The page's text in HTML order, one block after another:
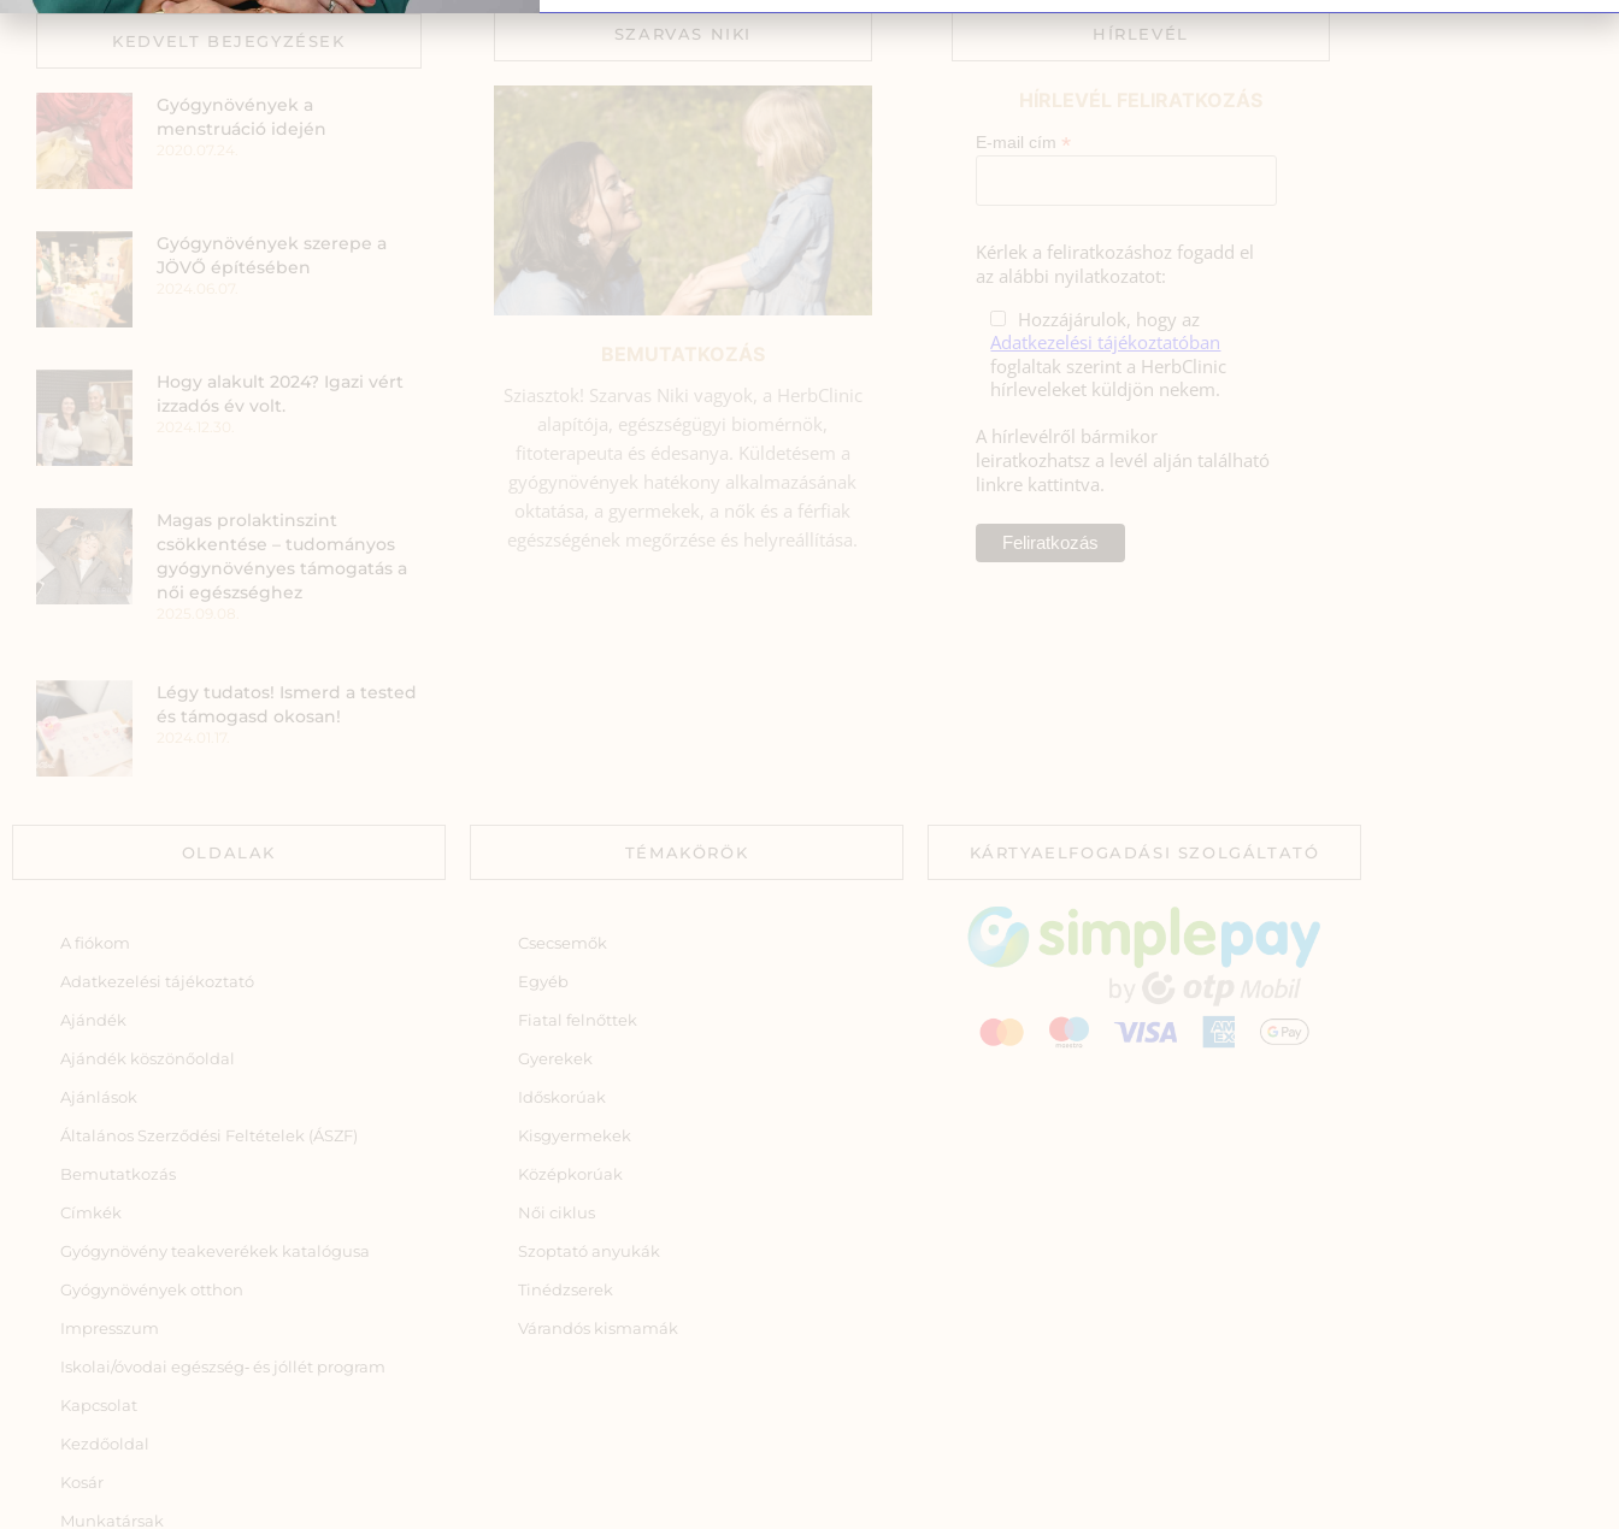
KEDVELT BEJEGYZÉSEK
Gyógynövények a
menstruáció idején
Gyógynövények szerepe a
JÖVŐ építésében
Hogy alakult 2024? Igazi vért
izzadós év volt.
Magas prolaktinszint
csökkentése – tudományos
gyógynövényes támogatás a
női egészséghez
Légy tudatos! Ismerd a tested
és támogasd okosan!
SZARVAS NIKI
Sziasztok! Szarvas Niki vagyok, a HerbClinic
alapítója, egészségügyi biomérnök,
fitoterapeuta és édesanya. Küldetésem a
gyógynövények hatékony alkalmazásának
oktatása, a gyermekek, a nők és a férfiak
egészségének megőrzése és helyreállítása.
HÍRLEVÉL
E-mail cím *
Kérlek a feliratkozáshoz fogadd el
az alábbi nyilatkozatot:
Hozzájárulok, hogy az
Adatkezelési tájékoztatóban
foglaltak szerint a HerbClinic
hírleveleket küldjön nekem.
A hírlevélről bármikor
leiratkozhatsz a levél alján található
linkre kattintva.
OLDALAK
A fiókom
Adatkezelési tájékoztató
Ajándék
Ajándék köszönőoldal
Ajánlások
Általános Szerződési Feltételek (ÁSZF)
Bemutatkozás
Címkék
Gyógynövény teakeverékek katalógusa
Gyógynövények otthon
Impresszum
Iskolai/óvodai egészség‑ és jóllét program
Kapcsolat
Kezdőoldal
Kosár
Munkatársak
TÉMAKÖRÖK
Csecsemők
Egyéb
Fiatal felnőttek
Gyerekek
Időskorúak
Kisgyermekek
Középkorúak
Női ciklus
Szoptató anyukák
Tinédzserek
Várandós kismamák
KÁRTYAELFOGADÁSI SZOLGÁLTATÓ